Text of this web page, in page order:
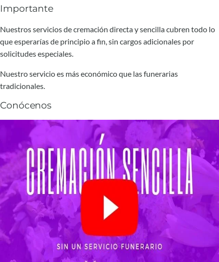
Importante
Nuestros servicios de cremación directa y sencilla cubren todo lo
que esperarías de principio a fin, sin cargos adicionales por
solicitudes especiales.
Nuestro servicio es más económico que las funerarias
tradicionales.
Conócenos